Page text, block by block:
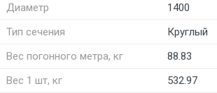
Диаметр
1400
Тип сечения
Круглый
Вес погонного метра, кг
88.83
Вес 1 шт, кг
532.97